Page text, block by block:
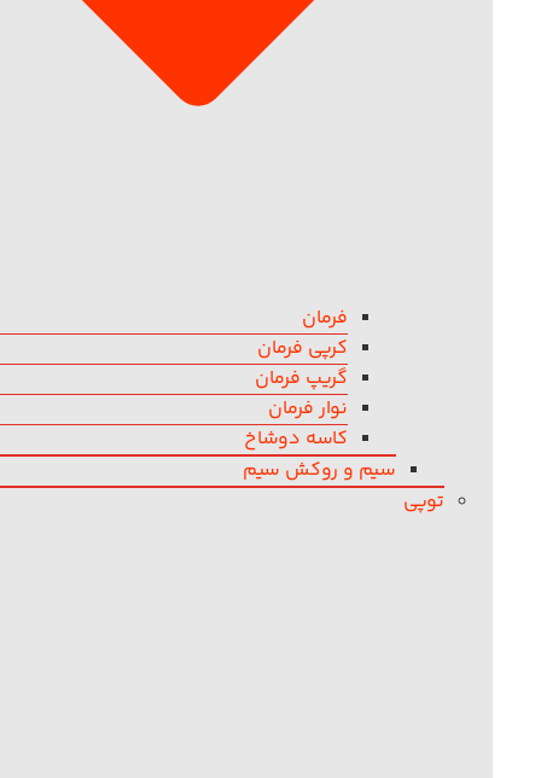
فرمان
کرپی فرمان
گریپ فرمان
نوار فرمان
کاسه دوشاخ
سیم و روکش سیم
توپی